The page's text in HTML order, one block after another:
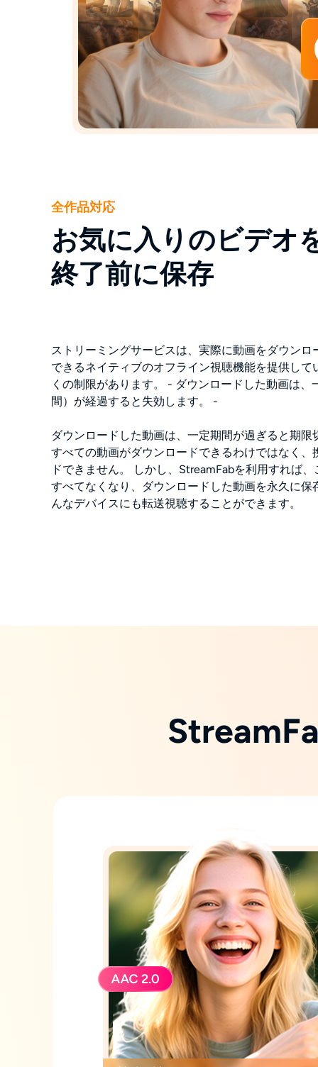
全作品対応
お気に入りのビデオ
終了前に保存
ストリーミングサービスは、実際に動画をダウンロ
できるネイティブのオフライン視聴機能を提供して
くの制限があります。 - ダウンロードした動画は、
間）が経過すると失効します。 -
ダウンロードした動画は、一定期間が過ぎると期限
すべての動画がダウンロードできるわけではなく、
ドできません。 しかし、StreamFabを利用すれば
すべてなくなり、ダウンロードした動画を永久に保
んなデバイスにも転送視聴することができます。